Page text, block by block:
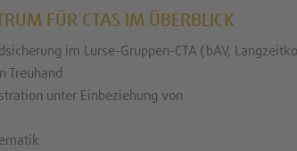
FÜR CTAS IM ÜBERBLICK
im Lurse-Gruppen-CTA (bAV,
Treuhand
unter Einbeziehung von